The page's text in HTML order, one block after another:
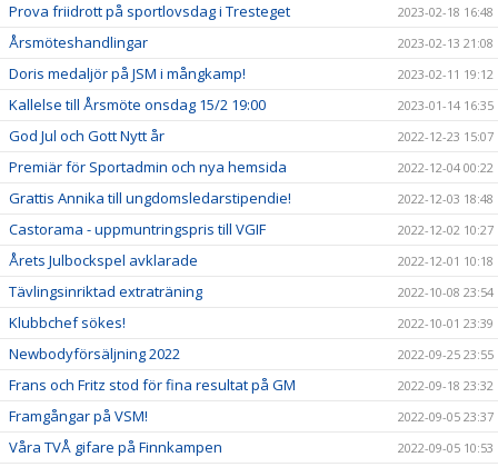
Prova friidrott på sportlovsdag i Tresteget 2023-02-18 16:48
Årsmöteshandlingar 2023-02-13 21:08
Doris medaljör på JSM i mångkamp! 2023-02-11 19:12
Kallelse till Årsmöte onsdag 15/2 19:00 2023-01-14 16:35
God Jul och Gott Nytt år 2022-12-23 15:07
Premiär för Sportadmin och nya hemsida 2022-12-04 00:22
Grattis Annika till ungdomsledarstipendie! 2022-12-03 18:48
Castorama - uppmuntringspris till VGIF 2022-12-02 10:27
Årets Julbockspel avklarade 2022-12-01 10:18
Tävlingsinriktad extraträning 2022-10-08 23:54
Klubbchef sökes! 2022-10-01 23:39
Newbodyförsäljning 2022 2022-09-25 23:55
Frans och Fritz stod för fina resultat på GM 2022-09-18 23:32
Framgångar på VSM! 2022-09-05 23:37
Våra TVÅ gifare på Finnkampen 2022-09-05 10:53